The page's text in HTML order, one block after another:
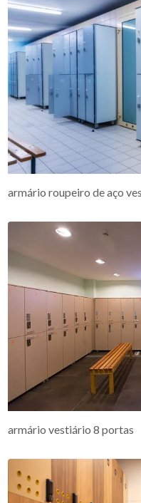
armário roupeiro de aço
armário vestiário 8 portas